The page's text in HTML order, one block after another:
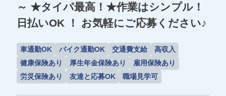
～ ★タイパ最高！★作業はシンプル！
日払いOK ！ お気軽にご応募ください♪
車通勤OK バイク通勤OK 交通費支給
高収入
健康保険あり
厚生年金保険あり
雇用保険あり
労災保険あり
友達と応募OK 職場見学可